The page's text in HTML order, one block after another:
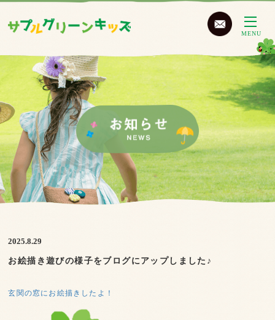
MENU
2025.8.29
お絵描き遊びの様子をブログにアップしました♪
玄関の窓にお絵描きしたよ！